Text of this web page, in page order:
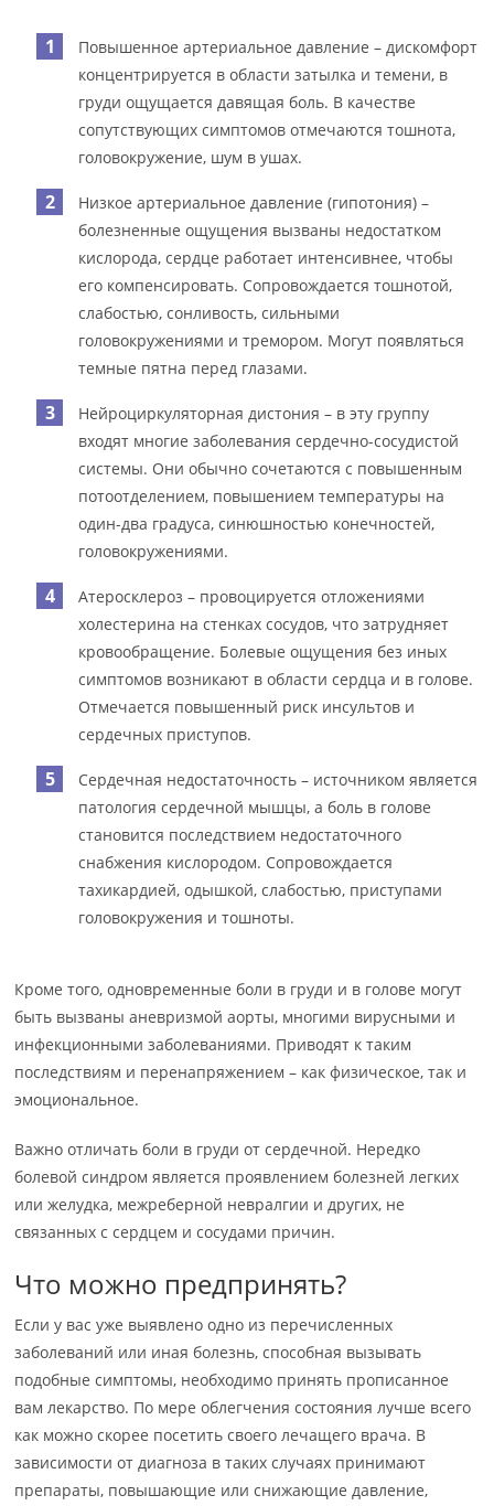
Повышенное артериальное давление – дискомфорт
концентрируется в области затылка и темени, в
груди ощущается давящая боль. В качестве
сопутствующих симптомов отмечаются тошнота,
головокружение, шум в ушах.
Низкое артериальное давление (гипотония) –
болезненные ощущения вызваны недостатком
кислорода, сердце работает интенсивнее, чтобы
его компенсировать. Сопровождается тошнотой,
слабостью, сонливость, сильными
головокружениями и тремором. Могут появляться
темные пятна перед глазами.
Нейроциркуляторная дистония – в эту группу
входят многие заболевания сердечно-сосудистой
системы. Они обычно сочетаются с повышенным
потоотделением, повышением температуры на
один-два градуса, синюшностью конечностей,
головокружениями.
Атеросклероз – провоцируется отложениями
холестерина на стенках сосудов, что затрудняет
кровообращение. Болевые ощущения без иных
симптомов возникают в области сердца и в голове.
Отмечается повышенный риск инсультов и
сердечных приступов.
Сердечная недостаточность – источником является
патология сердечной мышцы, а боль в голове
становится последствием недостаточного
снабжения кислородом. Сопровождается
тахикардией, одышкой, слабостью, приступами
головокружения и тошноты.
Кроме того, одновременные боли в груди и в голове могут
быть вызваны аневризмой аорты, многими вирусными и
инфекционными заболеваниями. Приводят к таким
последствиям и перенапряжением – как физическое, так и
эмоциональное.
Важно отличать боли в груди от сердечной. Нередко
болевой синдром является проявлением болезней легких
или желудка, межреберной невралгии и других, не
связанных с сердцем и сосудами причин.
Что можно предпринять?
Если у вас уже выявлено одно из перечисленных
заболеваний или иная болезнь, способная вызывать
подобные симптомы, необходимо принять прописанное
вам лекарство. По мере облегчения состояния лучше всего
как можно скорее посетить своего лечащего врача. В
зависимости от диагноза в таких случаях принимают
препараты, повышающие или снижающие давление,